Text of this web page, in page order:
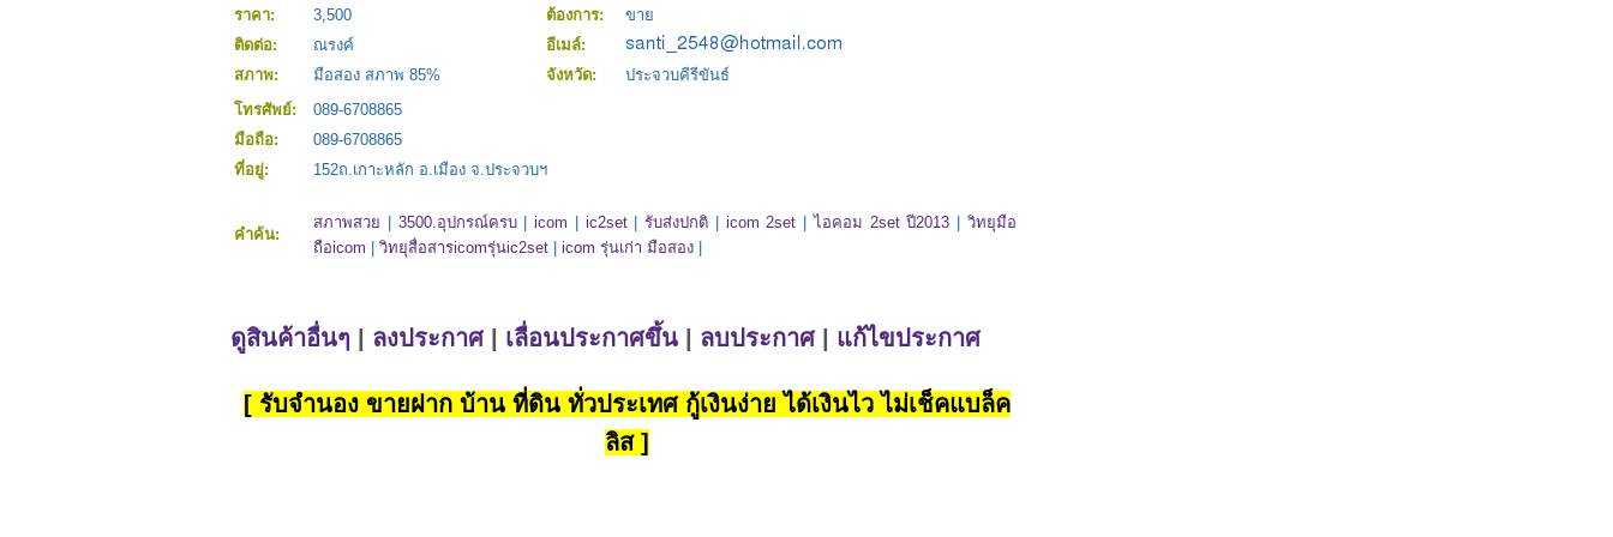
ราคา: 3,500 ต้องการ:
ขาย
ติดต่อ:
ณรงค์
อีเมล์:
สภาพ:
มือสอง สภาพ 85% จังหวัด:
ประจวบคีรีขันธ์
โทรศัพย์:
089-6708865
มือถือ:
089-6708865
ที่อยู่:
152ถ.เกาะหลัก อ.เมือง จ.ประจวบฯ
คำค้น:
สภาพสวย 3500.อุปกรณ์ครบ|icom ic2set|รับส่งปกติ icom 2set |ไอคอม 2set ปี2013 |วิทยุมือ
ถือicom
วิทยุสื่อสารicomรุ่นic2set icom รุ่นเก่า มือสอง
ดูสินค้าอื่นๆ ลงประกาศ| เลื่อนประกาศขึ้น ลบประกาศ| แก้ไขประกาศ
[ รับจำนอง ขายฝาก บ้าน ที่ดิน ทั่วประเทศ กู้เงินง่าย ได้เงินไว ไม่เช็คแบล็ค
ลิส ]